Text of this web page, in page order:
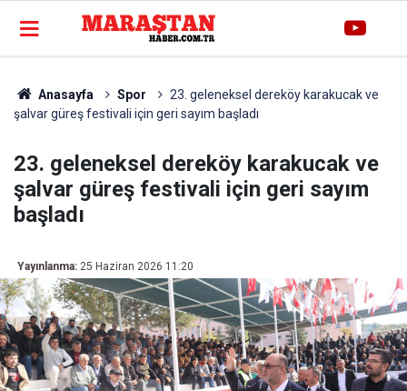
Anasayfa Spor
23. geleneksel dereköy karakucak ve
şalvar güreş festivali için geri sayım başladı
23. geleneksel dereköy karakucak ve
şalvar güreş festivali için geri sayım
başladı
Yayınlanma: 25 Haziran 2026 11:20